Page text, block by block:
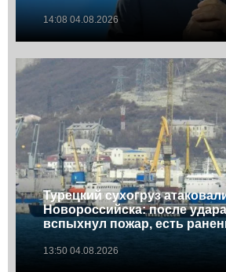
14:08 04.08.2026
Турецкий сухогруз
Новороссийска: после
вспыхнул пожар, есть
13:50 04.08.2026